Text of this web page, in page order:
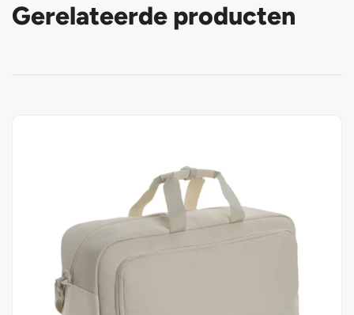
Gerelateerde producten